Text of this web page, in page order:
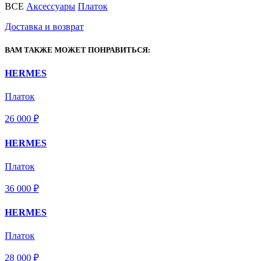
ВСЕ Аксессуары Платок
Доставка и возврат
ВАМ ТАКЖЕ МОЖЕТ ПОНРАВИТЬСЯ:
HERMES
Платок
26 000 ₽
HERMES
Платок
36 000 ₽
HERMES
Платок
28 000 ₽